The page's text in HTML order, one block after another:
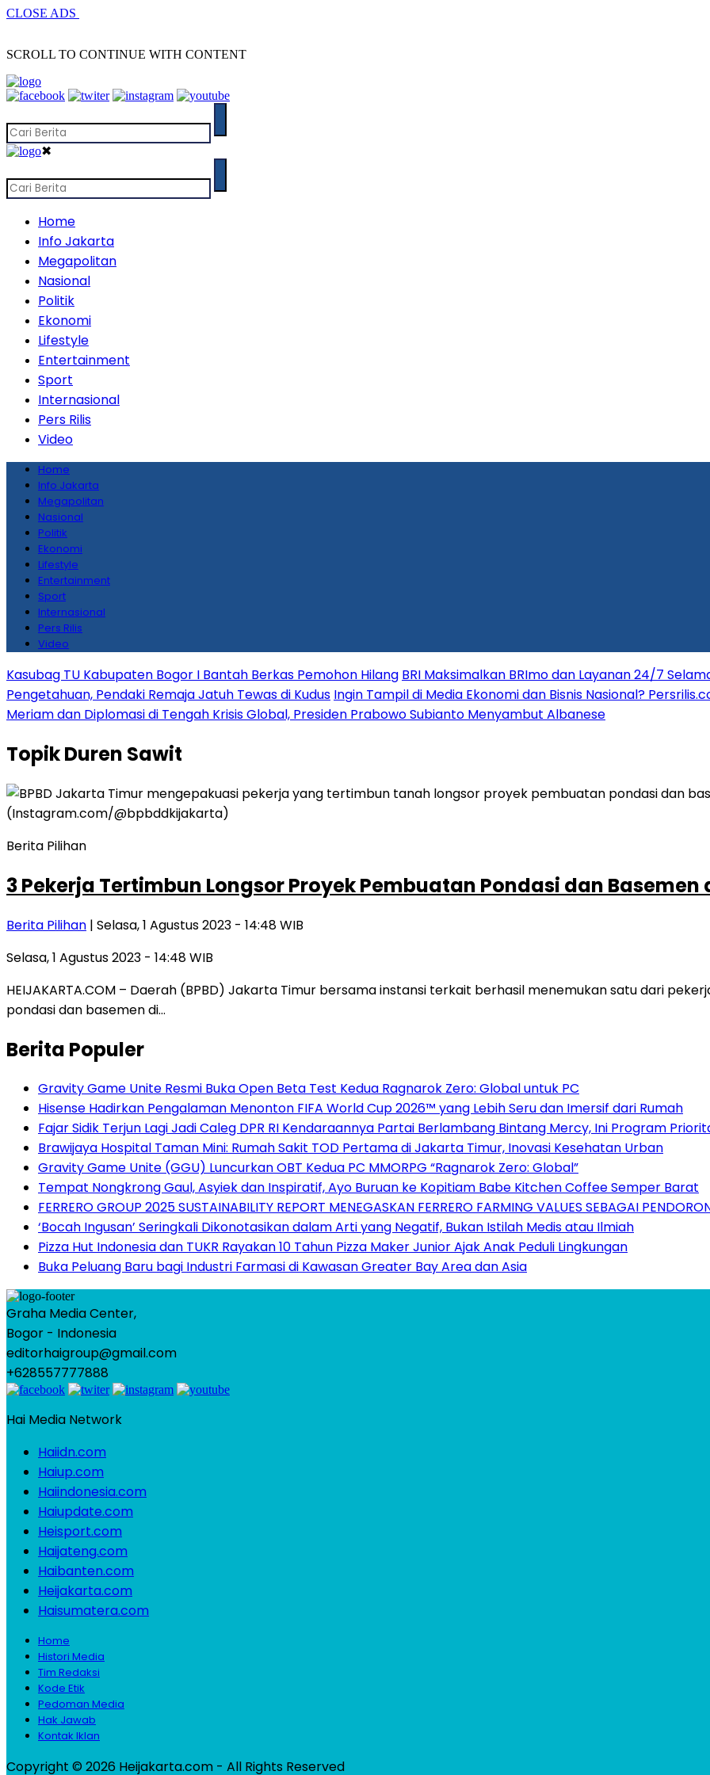
CLOSE ADS
SCROLL TO CONTINUE WITH CONTENT
✖
Home
Info Jakarta
Megapolitan
Nasional
Politik
Ekonomi
Lifestyle
Entertainment
Sport
Internasional
Pers Rilis
Video
Home
Info Jakarta
Megapolitan
Nasional
Politik
Ekonomi
Lifestyle
Entertainment
Sport
Internasional
Pers Rilis
Video
Kasubag TU Kabupaten Bogor I Bantah Berkas Pemohon Hilang BRI Maksimalkan BRImo dan Layanan 24/7
Pengetahuan, Pendaki Remaja Jatuh Tewas di Kudus Ingin Tampil di Media Ekonomi dan Bisnis Nasional?
Meriam dan Diplomasi di Tengah Krisis Global, Presiden Prabowo Subianto Menyambut Albanese
TopikDuren Sawit
Berita Pilihan
3 Pekerja Tertimbun Longsor Proyek Pembuatan Pondasi dan Basemen
Berita Pilihan | Selasa, 1 Agustus 2023 - 14:48 WIB
Selasa, 1 Agustus 2023 - 14:48 WIB
HEIJAKARTA.COM – Daerah (BPBD) Jakarta Timur bersama instansi terkait berhasil menemukan satu dari
pondasi dan basemen di…
Berita Populer
Gravity Game Unite Resmi Buka Open Beta Test Kedua Ragnarok Zero: Global untuk PC
Hisense Hadirkan Pengalaman Menonton FIFA World Cup 2026™ yang Lebih Seru dan Imersif dari Rumah
Fajar Sidik Terjun Lagi Jadi Caleg DPR RI Kendaraannya Partai Berlambang Bintang Mercy, Ini Program
Brawijaya Hospital Taman Mini: Rumah Sakit TOD Pertama di Jakarta Timur, Inovasi Kesehatan Urban
Gravity Game Unite (GGU) Luncurkan OBT Kedua PC MMORPG “Ragnarok Zero: Global”
Tempat Nongkrong Gaul, Asyiek dan Inspiratif, Ayo Buruan ke Kopitiam Babe Kitchen Coffee Semper Barat
FERRERO GROUP 2025 SUSTAINABILITY REPORT MENEGASKAN FERRERO FARMING VALUES SEBAGAI
‘Bocah Ingusan’ Seringkali Dikonotasikan dalam Arti yang Negatif, Bukan Istilah Medis atau Ilmiah
Pizza Hut Indonesia dan TUKR Rayakan 10 Tahun Pizza Maker Junior Ajak Anak Peduli Lingkungan
Buka Peluang Baru bagi Industri Farmasi di Kawasan Greater Bay Area dan Asia
Graha Media Center,
Bogor - Indonesia
editorhaigroup@gmail.com
+628557777888
Hai Media Network
Haiidn.com
Haiup.com
Haiindonesia.com
Haiupdate.com
Heisport.com
Haijateng.com
Haibanten.com
Heijakarta.com
Haisumatera.com
Home
Histori Media
Tim Redaksi
Kode Etik
Pedoman Media
Hak Jawab
Kontak Iklan
Copyright © 2026 Heijakarta.com - All Rights Reserved